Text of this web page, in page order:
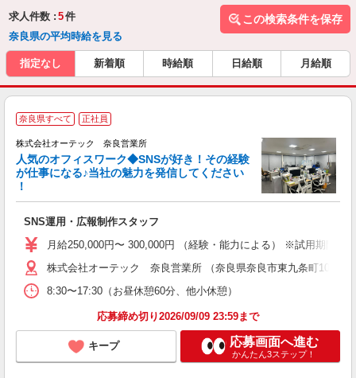
求人件数 : 5件
奈良県の平均時給を見る
この検索条件を保存
指定なし 新着順 時給順 日給順 月給順
奈良県すべて 正社員
株式会社オーテック 奈良営業所
人気のオフィスワーク◆SNSが好き！その経験
が仕事になる♪当社の魅力を発信してください
！
SNS運用・広報制作スタッフ
月給250,000円〜 300,000円 （経験・能力による） ※試用期間2ヵ
株式会社オーテック 奈良営業所 （奈良県奈良市東九条町109-1）
8:30〜17:30（お昼休憩60分、他小休憩）
応募締め切り2026/09/09 23:59まで
キープ 応募画面へ進む
かんたん3ステップ！